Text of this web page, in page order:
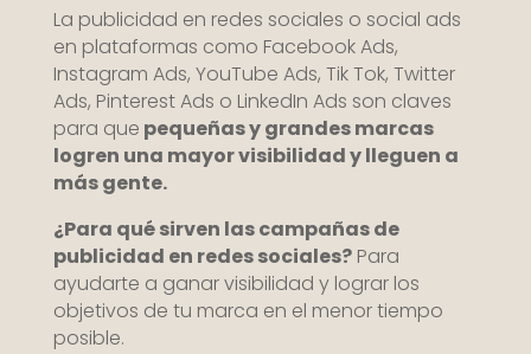
La publicidad en redes sociales o social ads
en plataformas como Facebook Ads,
Instagram Ads, YouTube Ads, Tik Tok, Twitter
Ads, Pinterest Ads o LinkedIn Ads son claves
para que pequeñas y grandes marcas
logren una mayor visibilidad y lleguen a
más gente.
¿Para qué sirven las campañas de
publicidad en redes sociales?Para
ayudarte a ganar visibilidad y lograr los
objetivos de tu marca en el menor tiempo
posible.